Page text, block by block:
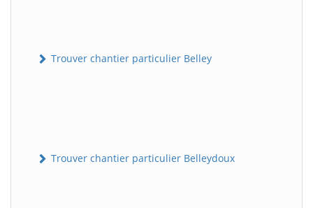
Trouver chantier particulier Belley
Trouver chantier particulier Belleydoux